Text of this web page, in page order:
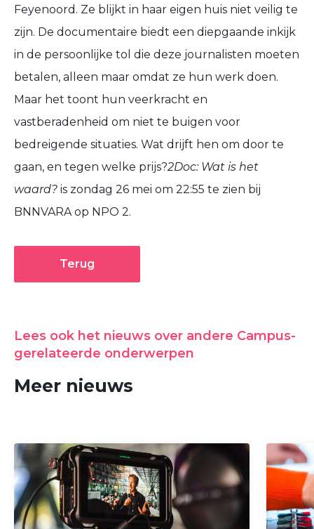
Feyenoord. Ze blijkt in haar eigen huis niet veilig te
zijn. De documentaire biedt een diepgaande inkijk
in de persoonlijke tol die deze journalisten moeten
betalen, alleen maar omdat ze hun werk doen.
Maar het toont hun veerkracht en
vastberadenheid om niet te buigen voor
bedreigende situaties. Wat drijft hen om door te
gaan, en tegen welke prijs?2Doc: Wat is het
waard? is zondag 26 mei om 22:55 te zien bij
BNNVARA op NPO 2.
Terug
Lees ook het nieuws over andere Campus-
gerelateerde onderwerpen
Meer nieuws